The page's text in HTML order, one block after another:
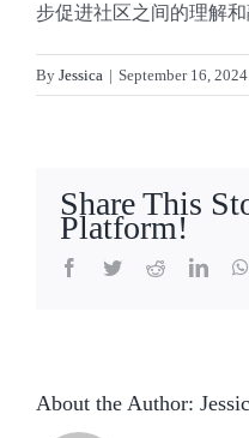
步促进社区之间的理解和
By Jessica | September 16, 2024
Share This
Platform!
Facebook
TwitterReddit
About the Author: